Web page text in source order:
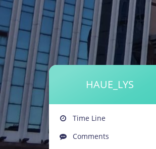
HAUE_LYS
Time Line
Comments